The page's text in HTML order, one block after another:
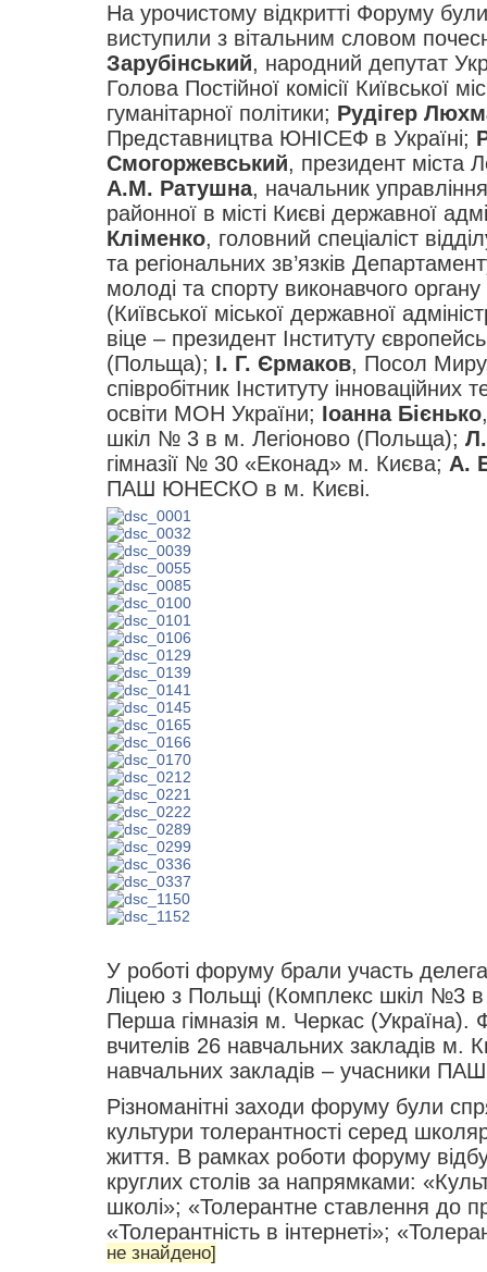
На урочистому відкритті Форуму
виступили з вітальним словом
Зарубінський, народний депутат
Голова Постійної комісії Київської
гуманітарної політики; Рудігер
Представництва ЮНІСЕФ в Україні;
Смогоржевський, президент міста
А.М. Ратушна, начальник
районної в місті Києві державної
Кліменко, головний спеціаліст
та регіональних зв’язків
молоді та спорту виконавчого органу
(Київської міської державної
віце – президент Інституту
(Польща); І. Г. Єрмаков, Посол
співробітник Інституту інноваційних
освіти МОН України; Іоанна Бієнько
шкіл № 3 в м. Легіоново (Польща);
гімназії № 30 «Еконад» м. Києва; А.
ПАШ ЮНЕСКО в м. Києві.
У роботі форуму брали участь
Ліцею з Польщі (Комплекс шкіл №3 в
Перша гімназія м. Черкас (Україна).
вчителів 26 навчальних закладів м.
навчальних закладів – учасники
Різноманітні заходи форуму були
культури толерантності серед
життя. В рамках роботи форуму
круглих столів за напрямками:
школі»; «Толерантне ставлення до
«Толерантність в інтернеті»;
не знайдено]